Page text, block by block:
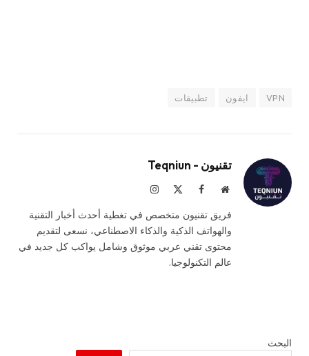
VPN ايفون تطبيقات
تقنيون - Teqniun
موقعفيسبوك الانستغرام
فريق تقنيون متخصص في تغطية أحدث أخبار التقنية
والهواتف الذكية والذكاء الاصطناعي، نسعى لتقديم
محتوى تقني عربي موثوق وشامل يواكب كل جديد في
عالم التكنولوجيا.
البحث